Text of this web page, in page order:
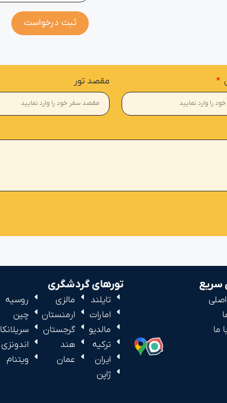
ثبت درخواست
مقصد تور
سریع
ما
تورهای گردشگری
تایلند
امارات
مالدیو
ترکیه
ایران
ژاپن
مالزی
ارمنستان
گرجستان
هند
عمان
روسیه
چین
سریلانکا
اندونزی
ویتنام